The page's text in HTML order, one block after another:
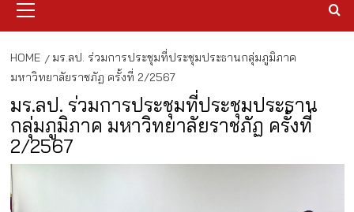
Menu
HOME
มร.ลป. ร่วมการประชุมที่ประชุมประธานกลุ่มภูมิภาค
มหาวิทยาลัยราชภัฏ ครั้งที่ 2/2567
มร.ลป. ร่วมการประชุมที่ประชุมประธาน
กลุ่มภูมิภาค มหาวิทยาลัยราชภัฏ ครั้งที่
2/2567